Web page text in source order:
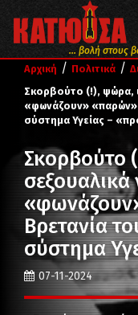
... βολή στους
Αρχική / Πολιτικά /
Σκορβούτο (!), ψώρα,
«φωνάζουν»
σύστημα Υγείας –
Σκορβούτο
Βρετανία
σύστημα
07-11-2024